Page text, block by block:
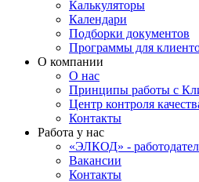
Калькуляторы
Календари
Подборки документов
Программы для
О компании
О нас
Принципы работы с
Центр контроля
Контакты
Работа у нас
«ЭЛКОД» -
Вакансии
Контакты